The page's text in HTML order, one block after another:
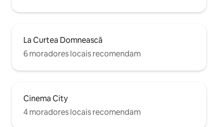
La Curtea Domnească
6 moradores locais recomendam
Cinema City
4 moradores locais recomendam